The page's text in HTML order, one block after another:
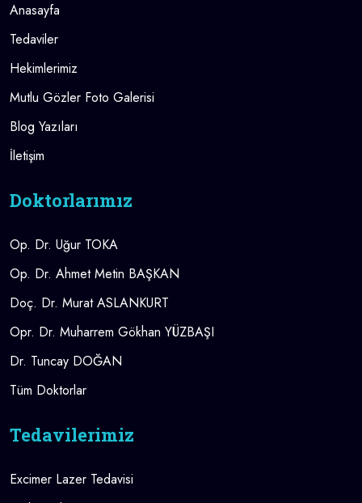
Anasayfa
Tedaviler
Hekimlerimiz
Mutlu Gözler Foto Galerisi
Blog Yazıları
İletişim
Doktorlarımız
Op. Dr. Uğur TOKA
Op. Dr. Ahmet Metin BAŞKAN
Doç. Dr. Murat ASLANKURT
Opr. Dr. Muharrem Gökhan YÜZBAŞI
Dr. Tuncay DOĞAN
Tüm Doktorlar
Tedavilerimiz
Excimer Lazer Tedavisi